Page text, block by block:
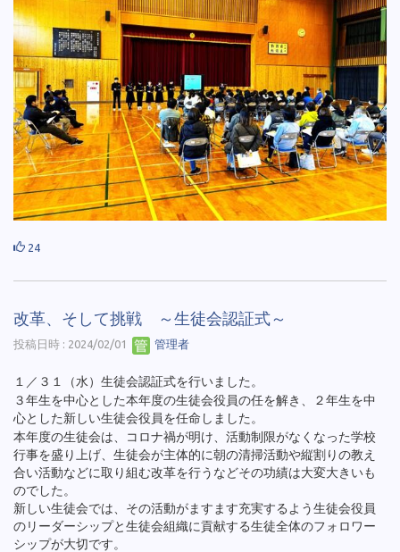
24
改革、そして挑戦 ～生徒会認証式～
投稿日時 : 2024/02/01 管理者
１／３１（水）生徒会認証式を行いました。
３年生を中心とした本年度の生徒会役員の任を解き、２年生を中
心とした新しい生徒会役員を任命しました。
本年度の生徒会は、コロナ禍が明け、活動制限がなくなった学校
行事を盛り上げ、生徒会が主体的に朝の清掃活動や縦割りの教え
合い活動などに取り組む改革を行うなどその功績は大変大きいも
のでした。
新しい生徒会では、その活動がますます充実するよう生徒会役員
のリーダーシップと生徒会組織に貢献する生徒全体のフォロワー
シップが大切です。